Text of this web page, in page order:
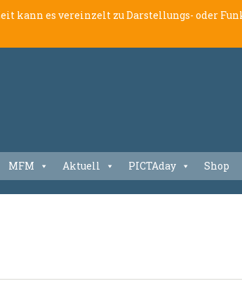
kann es vereinzelt zu Darstellungs- oder
MFM Aktuell PICTAday Shop